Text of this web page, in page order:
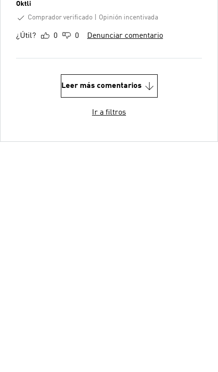
Oktli
Comprador verificado
Opinión incentivada
¿Útil? 0 0 Denunciar comentario
Leer más comentarios
Ir a filtros